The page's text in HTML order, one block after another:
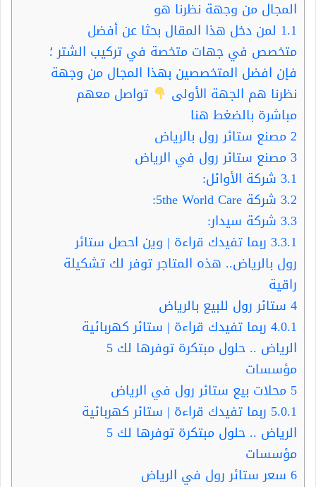
المجال من وجهة نظرنا هو
1.1 لمن دخل هذا المقال بحثا عن أفضل
متخصص في جهات متخصة في تركيب الشتر ؛
فإن افضل المتخصصين بهذا المجال من وجهة
نظرنا هم الجهة الأولى
تواصل معهم
مباشرة بالضغط هنا
2مصنع ستائر رول بالرياض
3مصنع ستائر رول في الرياض
3.1 شركة الأوائل:
3.2 شركة 5the World Care:
3.3 شركة سيدار:
3.3.1 ربما تفيدك قراءة | وين احصل ستائر
رول بالرياض.. هذه المتاجر توفر لك تشكيلة
راقية
4 ستائر رول للبيع بالرياض
4.0.1 ربما تفيدك قراءة | ستائر كهربائية
الرياض .. حلول مبتكرة توفرها لك 5
مؤسسات
5 محلات بيع ستائر رول في الرياض
5.0.1 ربما تفيدك قراءة | ستائر كهربائية
الرياض .. حلول مبتكرة توفرها لك 5
مؤسسات
6 سعر ستائر رول في الرياض